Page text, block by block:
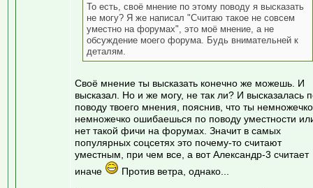
То есть, своё мнение по этому поводу я высказать
не могу? Я же написал "Считаю такое не совсем
уместно на форумах", это моё мнение, а не
обсуждение моего форума. Будь внимательней к
деталям.
Своё мнение ты высказать конечно же можешь. И
высказал. Но и же могу, не так ли? И высказалась
поводу твоего мнения, пояснив, что ты
немножечко ошибаешься по поводу уместности
нет такой фичи на форумах. Значит в самых
популярных соцсетях это почему-то считают
уместным, при чем все, а вот Александр-3 считает
иначе
Против ветра, однако...